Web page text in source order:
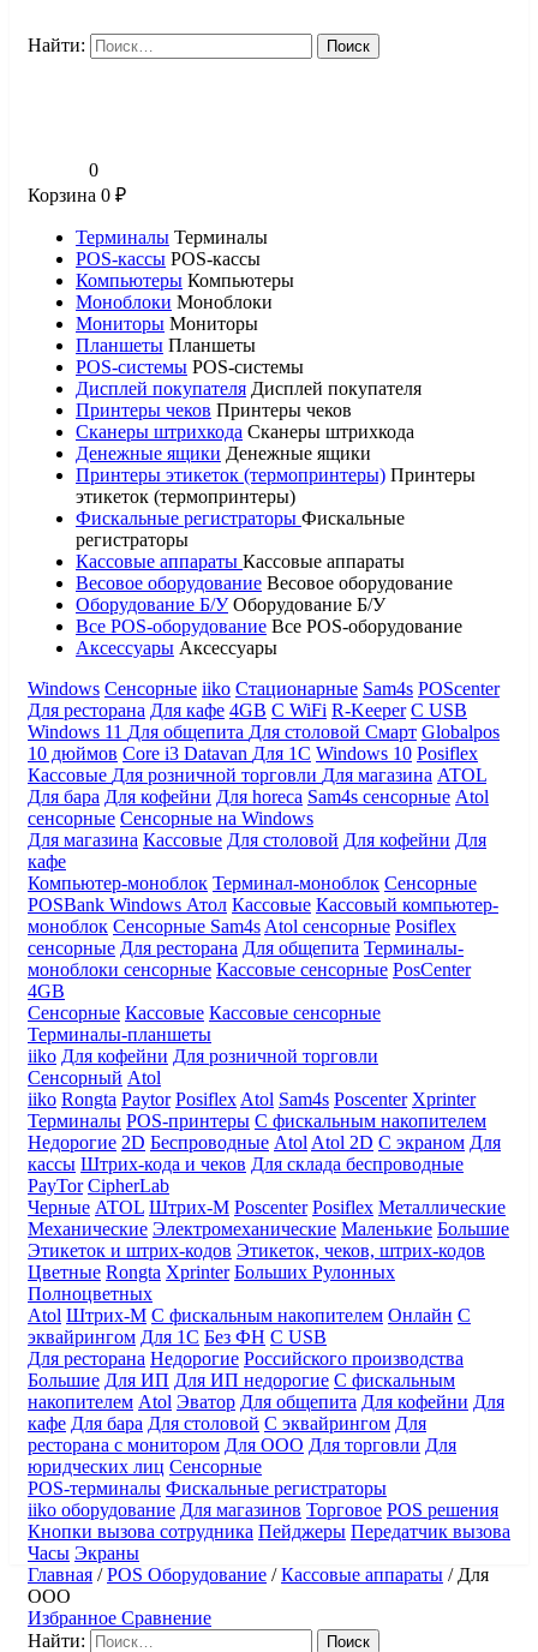
Найти:
0
Корзина 0 ₽
Терминалы Терминалы
POS-кассы POS-кассы
Компьютеры Компьютеры
Моноблоки Моноблоки
Мониторы Мониторы
Планшеты Планшеты
POS-системы POS-системы
Дисплей покупателя Дисплей покупателя
Принтеры чеков Принтеры чеков
Сканеры штрихкода Сканеры штрихкода
Денежные ящики Денежные ящики
Принтеры этикеток (термопринтеры) Принтеры
этикеток (термопринтеры)
Фискальные регистраторы Фискальные
регистраторы
Кассовые аппараты Кассовые аппараты
Весовое оборудование Весовое оборудование
Оборудование Б/У Оборудование Б/У
Все POS-оборудование Все POS-оборудование
Аксессуары Аксессуары
Windows Сенсорные iiko Стационарные Sam4s POScenter
Для ресторана Для кафе 4GB С WiFi R-Keeper С USB
Windows 11 Для общепита Для столовой Смарт Globalpos
10 дюймов Core i3 Datavan Для 1С Windows 10 Posiflex
Кассовые Для розничной торговли Для магазина ATOL
Для бара Для кофейни Для horeca Sam4s сенсорные Atol
сенсорные Сенсорные на Windows
Для магазина Кассовые Для столовой Для кофейни Для
кафе
Компьютер-моноблок Терминал-моноблок Сенсорные
POSBank Windows Атол Кассовые Кассовый компьютер-
моноблок Сенсорные Sam4s Atol сенсорные Posiflex
сенсорные Для ресторана Для общепита Терминалы-
моноблоки сенсорные Кассовые сенсорные PosCenter
4GB
Сенсорные Кассовые Кассовые сенсорные
Терминалы-планшеты
iiko Для кофейни Для розничной торговли
Сенсорный Atol
iiko Rongta Paytor Posiflex Atol Sam4s Poscenter Xprinter
Терминалы POS-принтеры С фискальным накопителем
Недорогие 2D Беспроводные Atol Atol 2D С экраном Для
кассы Штрих-кода и чеков Для склада беспроводные
PayTor CipherLab
Черные ATOL Штрих-М Poscenter Posiflex Металлические
Механические Электромеханические Маленькие Большие
Этикеток и штрих-кодов Этикеток, чеков, штрих-кодов
Цветные Rongta Xprinter Больших Рулонных
Полноцветных
Atol Штрих-М С фискальным накопителем Онлайн С
эквайрингом Для 1С Без ФН С USB
Для ресторана Недорогие Российского производства
Большие Для ИП Для ИП недорогие С фискальным
накопителем Atol Эватор Для общепита Для кофейни Для
кафе Для бара Для столовой С эквайрингом Для
ресторана с монитором Для ООО Для торговли Для
юридческих лиц Сенсорные
POS-терминалы Фискальные регистраторы
iiko оборудование Для магазинов Торговое POS решения
Кнопки вызова сотрудника Пейджеры Передатчик вызова
Часы Экраны
Главная /POS Оборудование /Кассовые аппараты / Для
ООО
Избранное Сравнение
Найти: